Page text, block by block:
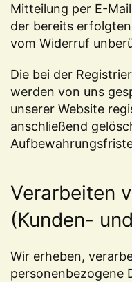
Mitteilung per E-
der bereits
vom Widerruf
Die bei der
werden von uns
unserer Website
anschließend
Verarbeiten
(Kunden-
Wir erheben,
personenbezogene